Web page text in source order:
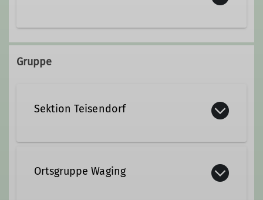
+49 160 96211269
Trainer*in C Bergsteigen
Gruppe
Sektion Teisendorf
Ortsgruppe Waging